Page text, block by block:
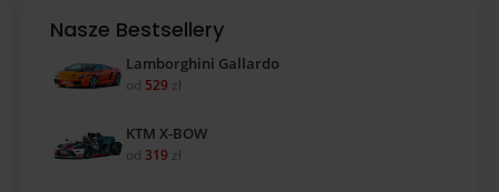
Nasze Bestsellery
Lamborghini Gallardo
od 529 zł
KTM X-BOW
od 319 zł